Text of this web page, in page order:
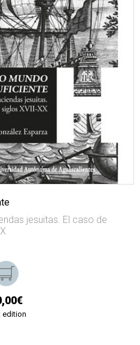
jesuitas. El caso de
edition